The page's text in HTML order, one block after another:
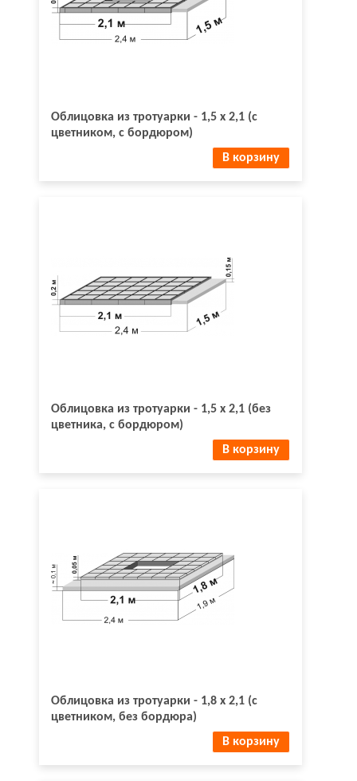
Облицовка из тротуарки - 1,5 х 2,1 (с
цветником, с бордюром)
В корзину
Облицовка из тротуарки - 1,5 х 2,1 (без
цветника, с бордюром)
В корзину
Облицовка из тротуарки - 1,8 х 2,1 (с
цветником, без бордюра)
В корзину